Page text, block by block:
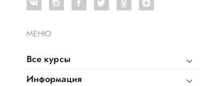
МЕНЮ
Все курсы
Информация